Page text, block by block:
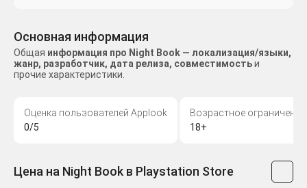
Основная информация
Общая информация про Night Book — локализация/языки,
жанр, разработчик, дата релиза, совместимостьи
прочие характеристики.
Оценка пользователей Applook
0/5
Возрастное ограничение
18+
Цена на Night Book в Playstation Store